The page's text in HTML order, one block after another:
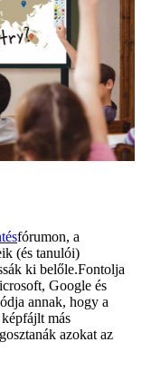
fórumon, a
(és tanulói)
ki belőle.Fontolja
Google és
annak, hogy a
más
azokat az